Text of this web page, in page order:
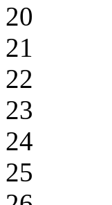
20
21
22
23
24
25